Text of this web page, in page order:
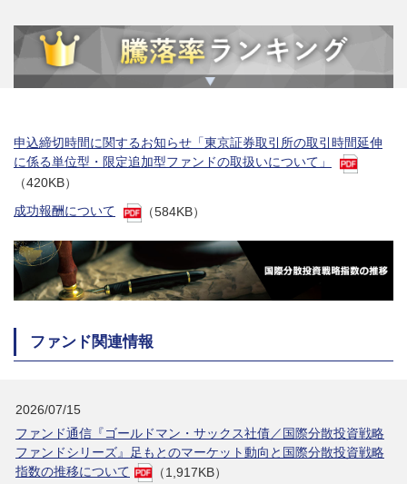
申込締切時間に関するお知らせ「東京証券取引所の取引時間延伸
に係る単位型・限定追加型ファンドの取扱いについて」
（420KB）
成功報酬について
（584KB）
ファンド関連情報
2026/07/15
ファンド通信『ゴールドマン・サックス社債／国際分散投資戦略
ファンドシリーズ』足もとのマーケット動向と国際分散投資戦略
指数の推移について
（1,917KB）